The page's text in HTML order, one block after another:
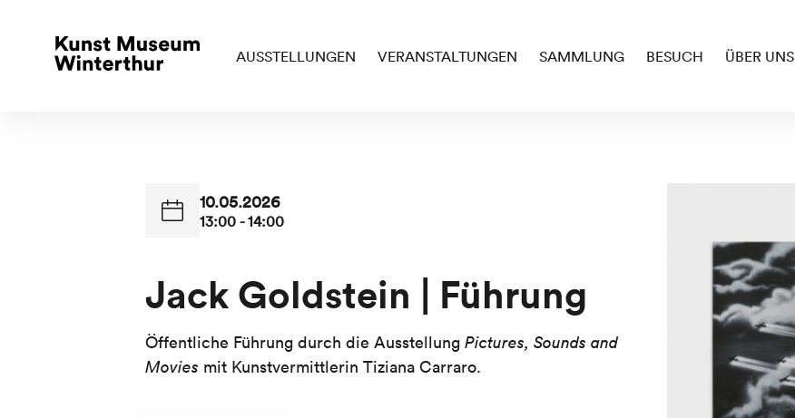
AUSSTELLUNGEN VERANSTALTUNGEN SAMMLUNG BESUCH ÜBER UNS
10.05.2026
13:00 - 14:00
Jack Goldstein | Führung
Öffentliche Führung durch die Ausstellung Pictures, Sounds and
Movies mit Kunstvermittlerin Tiziana Carraro.